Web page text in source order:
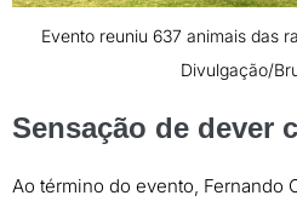
Evento reuniu 637 animais das
Divulgação/
Sensação de dever
Ao término do evento, Fernando